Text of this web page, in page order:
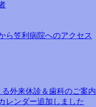
ら笠利病院へのアクセス
外来休診＆歯科のご案内
レンダー追加しました